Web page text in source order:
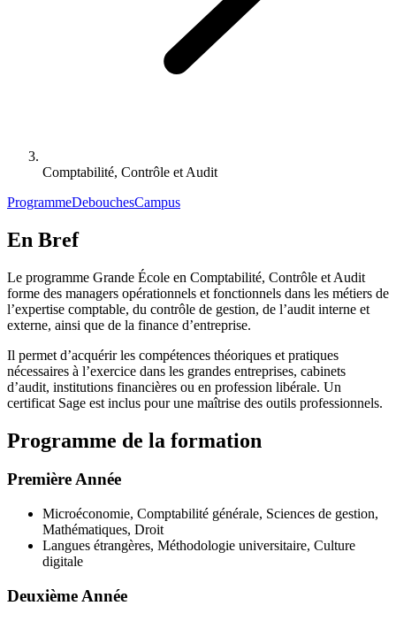
Comptabilité, Contrôle et Audit
ProgrammeDebouchesCampus
En Bref
Le programme Grande École en Comptabilité, Contrôle et Audit
forme des managers opérationnels et fonctionnels dans les métiers de
l’expertise comptable, du contrôle de gestion, de l’audit interne et
externe, ainsi que de la finance d’entreprise.
Il permet d’acquérir les compétences théoriques et pratiques
nécessaires à l’exercice dans les grandes entreprises, cabinets
d’audit, institutions financières ou en profession libérale. Un
certificat Sage est inclus pour une maîtrise des outils professionnels.
Programme de la formation
Première Année
Microéconomie, Comptabilité générale, Sciences de gestion,
Mathématiques, Droit
Langues étrangères, Méthodologie universitaire, Culture
digitale
Deuxième Année